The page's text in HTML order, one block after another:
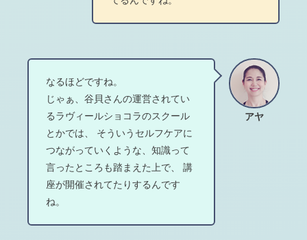
アヤ
なるほどですね。
じゃぁ、谷貝さんの運営されてい
るラヴィールショコラのスクール
とかでは、 そういうセルフケアに
つながっていくような、知識って
言ったところも踏まえた上で、 講
座が開催されてたりするんです
ね。